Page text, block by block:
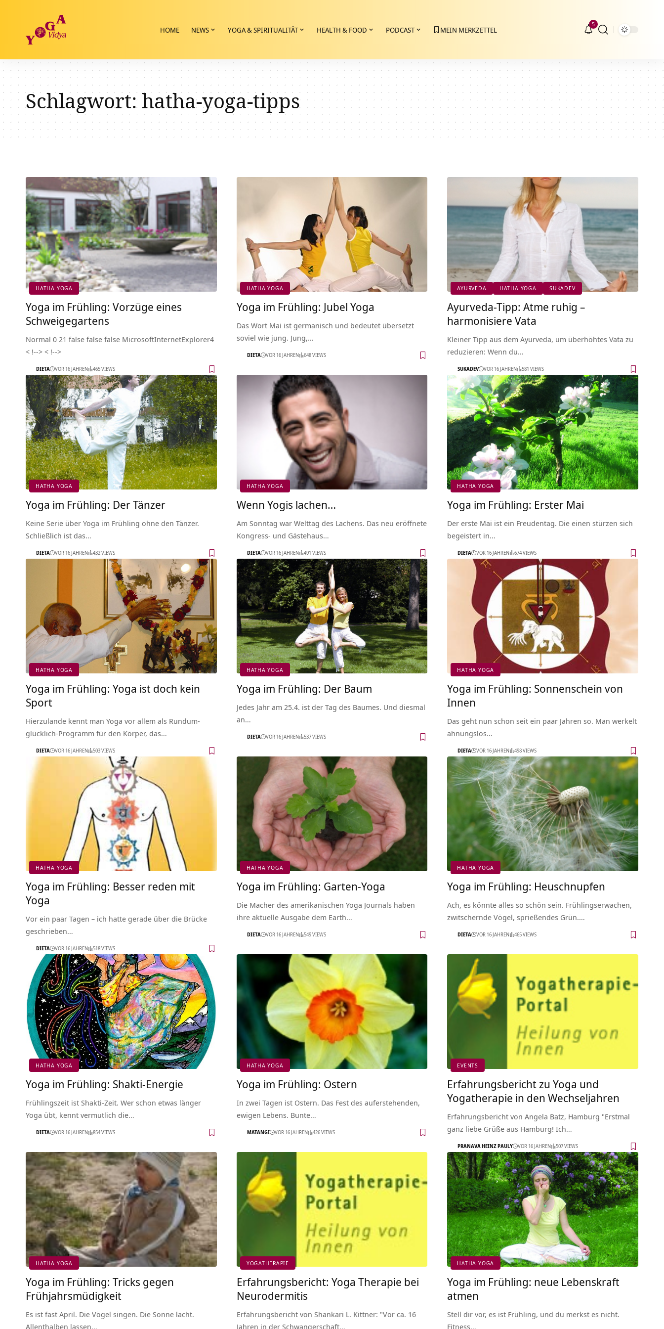
HOME NEWS YOGA & SPIRITUALITÄT HEALTH & FOOD PODCAST MEIN MERKZETTEL
5
Schlagwort:hatha-yoga-tipps
HATHA YOGA
Yoga im Frühling: Vorzüge eines
Schweigegartens
Normal 0 21 false false false MicrosoftInternetExplorer4
< !--> < !-->
DIETA VOR 16 JAHREN 465 VIEWS
HATHA YOGA
Yoga im Frühling: Jubel Yoga
Das Wort Mai ist germanisch und bedeutet übersetzt
soviel wie jung. Jung,…
DIETA VOR 16 JAHREN 648 VIEWS
AYURVEDA HATHA YOGA SUKADEV
Ayurveda-Tipp: Atme ruhig –
harmonisiere Vata
Kleiner Tipp aus dem Ayurveda, um überhöhtes Vata zu
reduzieren: Wenn du…
SUKADEV VOR 16 JAHREN 581 VIEWS
HATHA YOGA
Yoga im Frühling: Der Tänzer
Keine Serie über Yoga im Frühling ohne den Tänzer.
Schließlich ist das…
DIETA VOR 16 JAHREN 432 VIEWS
HATHA YOGA
Wenn Yogis lachen…
Am Sonntag war Welttag des Lachens. Das neu eröffnete
Kongress- und Gästehaus…
DIETA VOR 16 JAHREN 491 VIEWS
HATHA YOGA
Yoga im Frühling: Erster Mai
Der erste Mai ist ein Freudentag. Die einen stürzen sich
begeistert in…
DIETA VOR 16 JAHREN 674 VIEWS
HATHA YOGA
Yoga im Frühling: Yoga ist doch kein
Sport
Hierzulande kennt man Yoga vor allem als Rundum-
glücklich-Programm für den Körper, das…
DIETA VOR 16 JAHREN 503 VIEWS
HATHA YOGA
Yoga im Frühling: Der Baum
Jedes Jahr am 25.4. ist der Tag des Baumes. Und diesmal
an…
DIETA VOR 16 JAHREN 537 VIEWS
HATHA YOGA
Yoga im Frühling: Sonnenschein von
Innen
Das geht nun schon seit ein paar Jahren so. Man werkelt
ahnungslos…
DIETA VOR 16 JAHREN 498 VIEWS
HATHA YOGA
Yoga im Frühling: Besser reden mit
Yoga
Vor ein paar Tagen – ich hatte gerade über die Brücke
geschrieben…
DIETA VOR 16 JAHREN 518 VIEWS
HATHA YOGA
Yoga im Frühling: Garten-Yoga
Die Macher des amerikanischen Yoga Journals haben
ihre aktuelle Ausgabe dem Earth…
DIETA VOR 16 JAHREN 549 VIEWS
HATHA YOGA
Yoga im Frühling: Heuschnupfen
Ach, es könnte alles so schön sein. Frühlingserwachen,
zwitschernde Vögel, sprießendes Grün.…
DIETA VOR 16 JAHREN 465 VIEWS
HATHA YOGA
Yoga im Frühling: Shakti-Energie
Frühlingszeit ist Shakti-Zeit. Wer schon etwas länger
Yoga übt, kennt vermutlich die…
DIETA VOR 16 JAHREN 854 VIEWS
HATHA YOGA
Yoga im Frühling: Ostern
In zwei Tagen ist Ostern. Das Fest des auferstehenden,
ewigen Lebens. Bunte…
MATANGI VOR 16 JAHREN 426 VIEWS
EVENTS
Erfahrungsbericht zu Yoga und
Yogatherapie in den Wechseljahren
Erfahrungsbericht von Angela Batz, Hamburg "Erstmal
ganz liebe Grüße aus Hamburg! Ich…
PRANAVA HEINZ PAULY VOR 16 JAHREN 507 VIEWS
HATHA YOGA
Yoga im Frühling: Tricks gegen
Frühjahrsmüdigkeit
Es ist fast April. Die Vögel singen. Die Sonne lacht.
Allenthalben lassen…
YOGATHERAPIE
Erfahrungsbericht: Yoga Therapie bei
Neurodermitis
Erfahrungsbericht von Shankari L. Kittner: "Vor ca. 16
Jahren in der Schwangerschaft…
HATHA YOGA
Yoga im Frühling: neue Lebenskraft
atmen
Stell dir vor, es ist Frühling, und du merkst es nicht.
Fitness…